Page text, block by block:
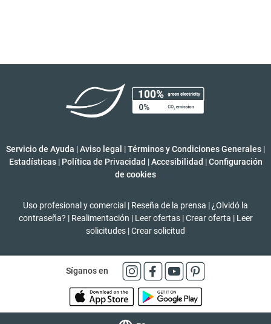
Servicio de Ayuda |Aviso legal |Términos y Condiciones Generales |
Estadísticas | Política de Privacidad | Accesibilidad | Configuración
de cookies
Uso profesional y comercial | Reseña de la prensa | ¿Olvidó la
contraseña? | Realimentación | Leer ofertas | Crear oferta | Leer
solicitudes |Crear solicitud
Síganos en